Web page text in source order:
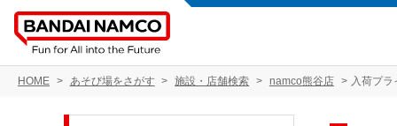
HOME あそび場をさがす 施設・店舗検索 namco熊谷店 入荷プラ